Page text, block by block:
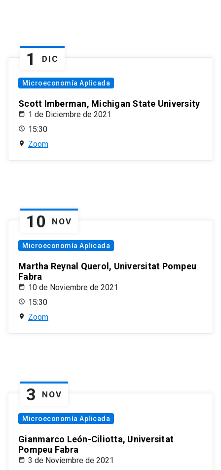
1 DIC
Microeconomía Aplicada
Scott Imberman, Michigan State University
1 de Diciembre de 2021
15:30
Zoom
10 NOV
Microeconomía Aplicada
Martha Reynal Querol, Universitat Pompeu
Fabra
10 de Noviembre de 2021
15:30
Zoom
3 NOV
Microeconomía Aplicada
Gianmarco León-Ciliotta, Universitat
Pompeu Fabra
3 de Noviembre de 2021